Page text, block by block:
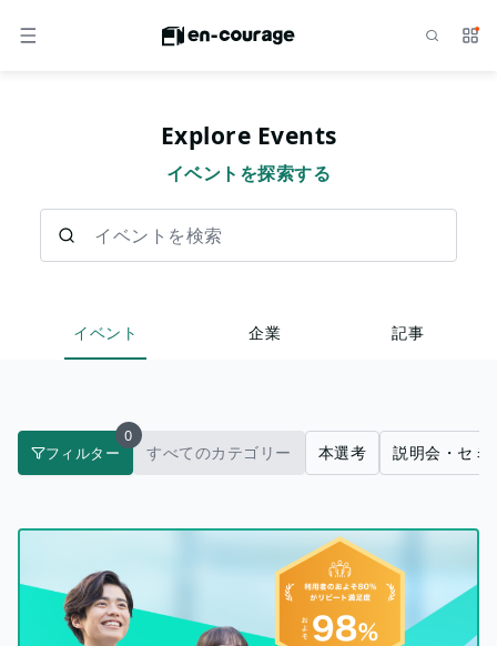
メニュー サ
Explore Events
イベントを探索する
イベント 企業 記事
フィルター
0
すべてのカテゴリー 本選考 説明会・セミ